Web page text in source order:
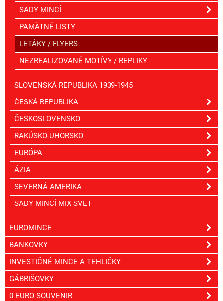
SADY MINCÍ
PAMÄTNÉ LISTY
LETÁKY / FLYERS
NEZREALIZOVANÉ MOTÍVY / REPLIKY
SLOVENSKÁ REPUBLIKA 1939-1945
ČESKÁ REPUBLIKA
ČESKOSLOVENSKO
RAKÚSKO-UHORSKO
EURÓPA
ÁZIA
SEVERNÁ AMERIKA
SADY MINCÍ MIX SVET
EUROMINCE
BANKOVKY
INVESTIČNÉ MINCE A TEHLIČKY
GÁBRIŠOVKY
0 EURO SOUVENIR